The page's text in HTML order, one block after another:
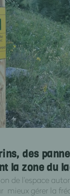
des
la zone du
de l'espace
mieux gérer la